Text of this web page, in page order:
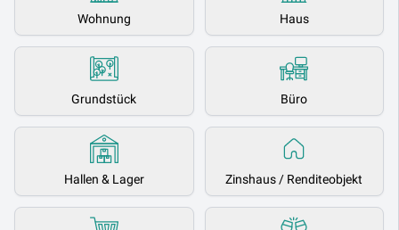
Wohnung Haus
Grundstück Büro
Hallen & Lager Zinshaus / Renditeobjekt